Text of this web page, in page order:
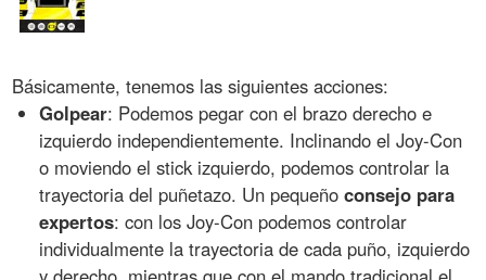
Básicamente, tenemos las siguientes acciones:
Golpear: Podemos pegar con el brazo derecho e
izquierdo independientemente. Inclinando el Joy-Con
o moviendo el stick izquierdo, podemos controlar la
trayectoria del puñetazo. Un pequeñoconsejo para
expertos: con los Joy-Con podemos controlar
individualmente la trayectoria de cada puño, izquierdo